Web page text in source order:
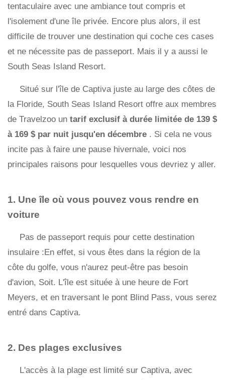
tentaculaire avec une ambiance tout compris et
l'isolement d'une île privée. Encore plus alors, il est
difficile de trouver une destination qui coche ces cases
et ne nécessite pas de passeport. Mais il y a aussi le
South Seas Island Resort.
Situé sur l'île de Captiva juste au large des côtes de
la Floride, South Seas Island Resort offre aux membres
de Travelzoo un tarif exclusif à durée limitée de 139 $
à 169 $ par nuit jusqu'en décembre . Si cela ne vous
incite pas à faire une pause hivernale, voici nos
principales raisons pour lesquelles vous devriez y aller.
1. Une île où vous pouvez vous rendre en
voiture
Pas de passeport requis pour cette destination
insulaire :En effet, si vous êtes dans la région de la
côte du golfe, vous n'aurez peut-être pas besoin
d'avion, Soit. L'île est située à une heure de Fort
Meyers, et en traversant le pont Blind Pass, vous serez
entré dans Captiva.
2. Des plages exclusives
L'accès à la plage est limité sur Captiva, avec